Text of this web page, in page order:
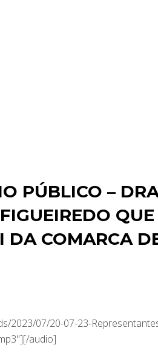
PÚBLICO –
QUE
DA COMARCA
2023/07/20-07-23-
audio]